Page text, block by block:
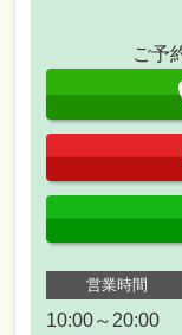
ご予
営業時間
10:00～20:00